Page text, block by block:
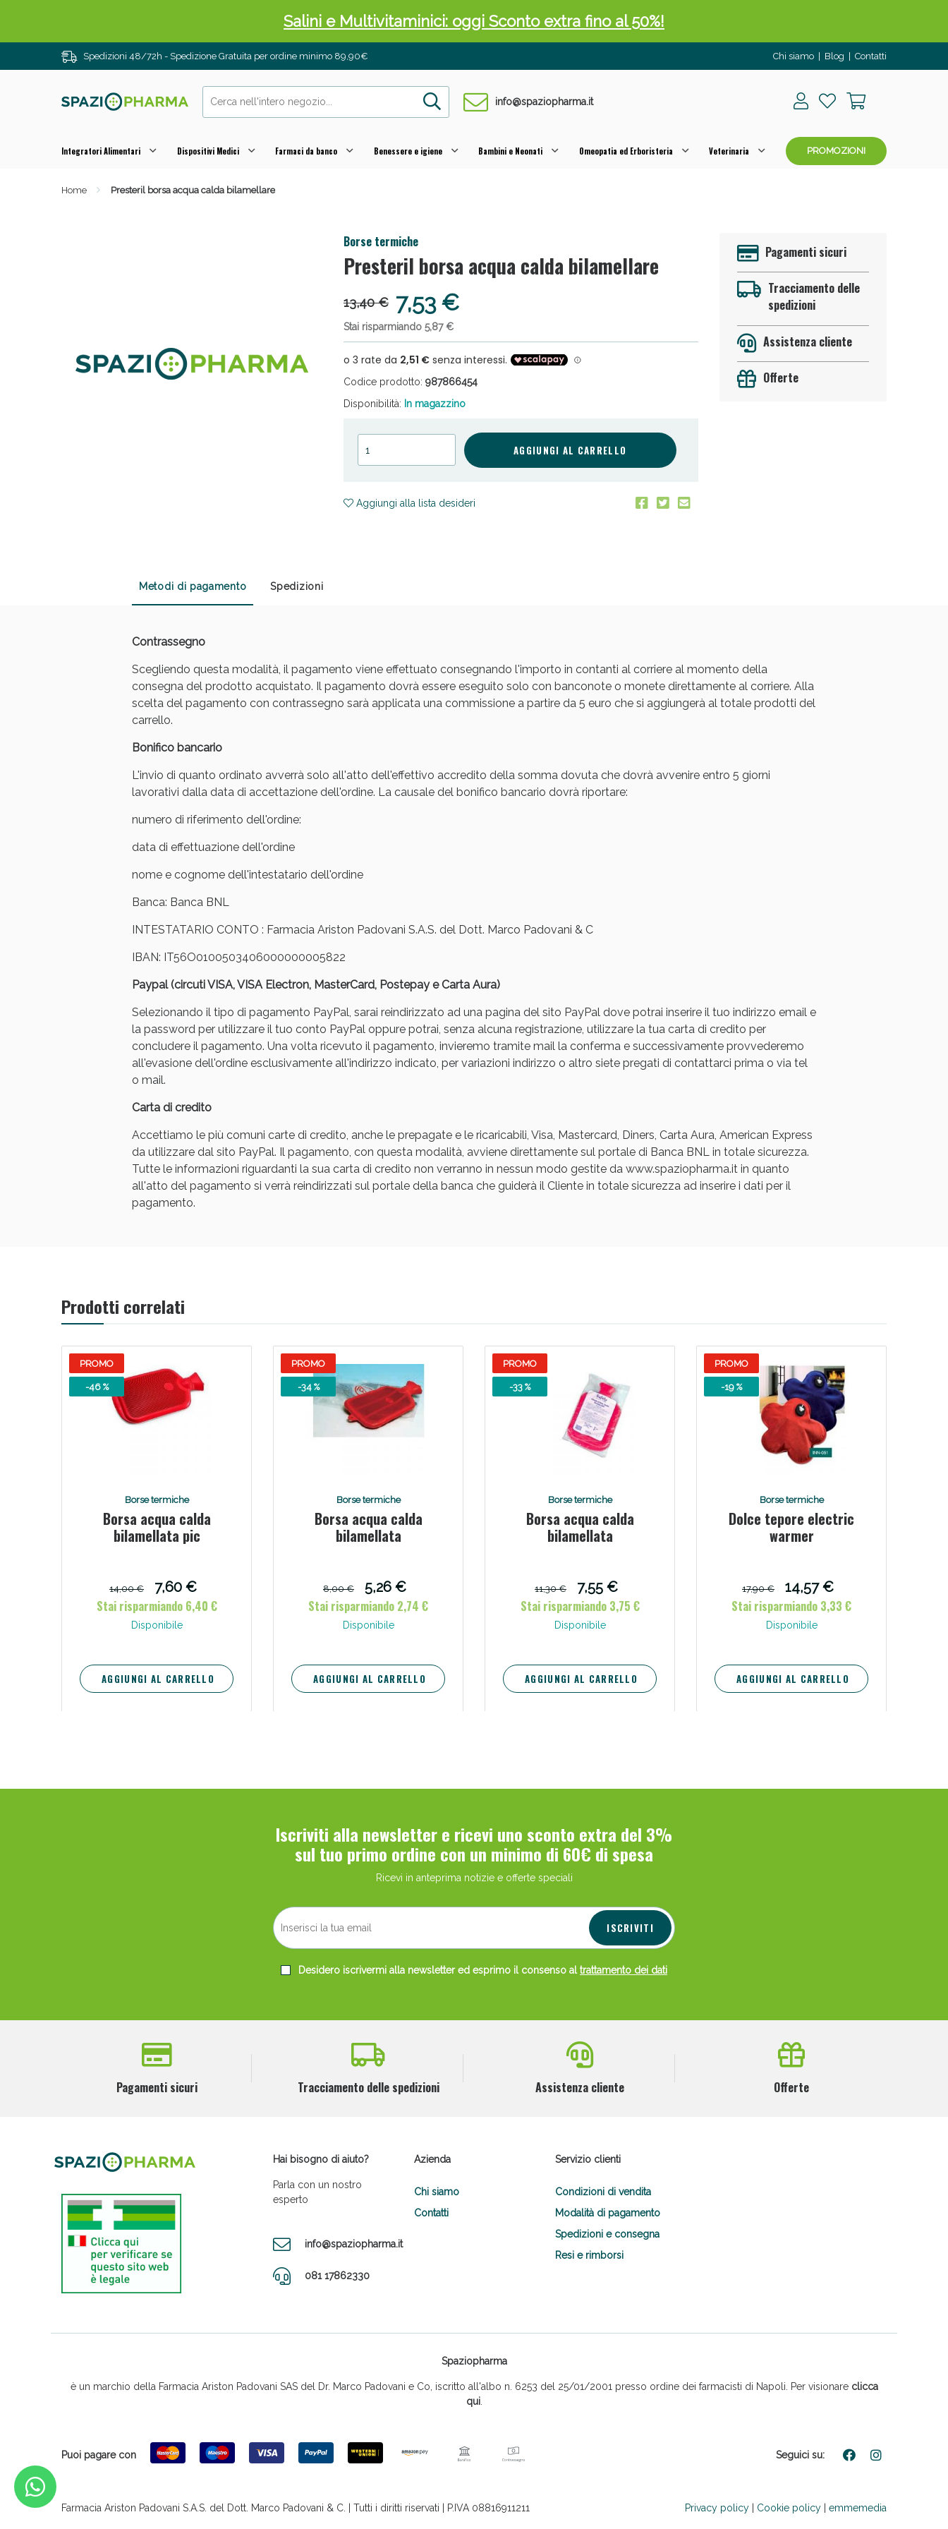
Spedizioni 48/72h - Spedizione Gratuita per ordine minimo 89,90€ Chi siamo Blog Contatti
info@spaziopharma.it
Integratori Alimentari Dispositivi Medici Farmaci da banco Benessere e igiene Bambini e Neonati Omeopatia ed Erboristeria Veterinaria PROMOZIONI
Home Presteril borsa acqua calda bilamellare
Borse termiche
Presteril borsa acqua calda bilamellare
13,40 € 7,53 €
Stai risparmiando 5,87 €
Codice prodotto: 987866454
Disponibilità: In magazzino
AGGIUNGI AL CARRELLO
Aggiungi alla lista desideri
Pagamenti sicuri
Tracciamento delle
spedizioni
Assistenza cliente
Offerte
Metodi di pagamento Spedizioni
Contrassegno
Scegliendo questa modalità, il pagamento viene effettuato consegnando l'importo in contanti al corriere al momento della
consegna del prodotto acquistato. Il pagamento dovrà essere eseguito solo con banconote o monete direttamente al corriere. Alla
scelta del pagamento con contrassegno sarà applicata una commissione a partire da 5 euro che si aggiungerà al totale prodotti del
carrello.
Bonifico bancario
L'invio di quanto ordinato avverrà solo all'atto dell'effettivo accredito della somma dovuta che dovrà avvenire entro 5 giorni
lavorativi dalla data di accettazione dell'ordine. La causale del bonifico bancario dovrà riportare:
numero di riferimento dell'ordine:
data di effettuazione dell'ordine
nome e cognome dell'intestatario dell'ordine
Banca: Banca BNL
INTESTATARIO CONTO : Farmacia Ariston Padovani S.A.S. del Dott. Marco Padovani & C
IBAN: IT56O0100503406000000005822
Paypal (circuti VISA, VISA Electron, MasterCard, Postepay e Carta Aura)
Selezionando il tipo di pagamento PayPal, sarai reindirizzato ad una pagina del sito PayPal dove potrai inserire il tuo indirizzo email e
la password per utilizzare il tuo conto PayPal oppure potrai, senza alcuna registrazione, utilizzare la tua carta di credito per
concludere il pagamento. Una volta ricevuto il pagamento, invieremo tramite mail la conferma e successivamente provvederemo
all'evasione dell'ordine esclusivamente all'indirizzo indicato, per variazioni indirizzo o altro siete pregati di contattarci prima o via tel
o mail.
Carta di credito
Accettiamo le più comuni carte di credito, anche le prepagate e le ricaricabili, Visa, Mastercard, Diners, Carta Aura, American Express
da utilizzare dal sito PayPal. Il pagamento, con questa modalità, avviene direttamente sul portale di Banca BNL in totale sicurezza.
Tutte le informazioni riguardanti la sua carta di credito non verranno in nessun modo gestite da www.spaziopharma.it in quanto
all'atto del pagamento si verrà reindirizzati sul portale della banca che guiderà il Cliente in totale sicurezza ad inserire i dati per il
pagamento.
Prodotti correlati
PROMO
-46 %
Borse termiche
Borsa acqua calda
bilamellata pic
14,00 €
7,60 €
Stai risparmiando 6,40 €
Disponibile
AGGIUNGI AL CARRELLO
PROMO
-34 %
Borse termiche
Borsa acqua calda
bilamellata
8,00 €
5,26 €
Stai risparmiando 2,74 €
Disponibile
AGGIUNGI AL CARRELLO
PROMO
-33 %
Borse termiche
Borsa acqua calda
bilamellata
11,30 €
7,55 €
Stai risparmiando 3,75 €
Disponibile
AGGIUNGI AL CARRELLO
PROMO
-19 %
Borse termiche
Dolce tepore electric
warmer
17,90 €
14,57 €
Stai risparmiando 3,33 €
Disponibile
AGGIUNGI AL CARRELLO
Iscriviti alla newsletter e ricevi uno sconto extra del 3%
sul tuo primo ordine con un minimo di 60€ di spesa
Ricevi in anteprima notizie e offerte speciali
ISCRIVITI
Desidero iscrivermi alla newsletter ed esprimo il consenso al trattamento dei dati
Pagamenti sicuri Tracciamento delle spedizioni Assistenza cliente Offerte
Hai bisogno di aiuto?
Parla con un nostro
esperto
info@spaziopharma.it
081 17862330
Azienda
Chi siamo
Contatti
Servizio clienti
Condizioni di vendita
Modalità di pagamento
Spedizioni e consegna
Resi e rimborsi
Spaziopharma
è un marchio della Farmacia Ariston Padovani SAS del Dr. Marco Padovani e Co, iscritto all'albo n. 6253 del 25/01/2001 presso ordine dei farmacisti di Napoli. Per visionare clicca
qui.
Puoi pagare con Seguici su:
Farmacia Ariston Padovani S.A.S. del Dott. Marco Padovani & C. | Tutti i diritti riservati | P.IVA 08816911211 Privacy policy Cookie policy emmemedia
Salini e Multivitaminici: oggi Sconto extra fino al 50%!
Anticellulite e Fanghi: Sconto fino al 40% valido oggi!
Anticellulite e Fanghi: Sconto fino al 40% valido oggi!
Vie Urinarie e Prostata: Sconti fino al 45% oggi!